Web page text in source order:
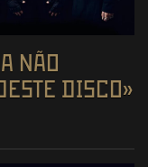
NÃO
DISCO»